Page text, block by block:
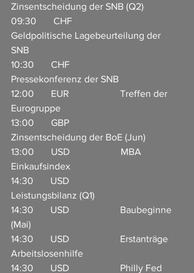
Zinsentscheidung der SNB (Q2)
09:30       CHF
Geldpolitische Lagebeurteilung der
SNB
10:30       CHF
Pressekonferenz der SNB
12:00       EUR                     Treffen der
Eurogruppe
13:00       GBP
Zinsentscheidung der BoE (Jun)
13:00       USD                     MBA
Einkaufsindex
14:30       USD
Leistungsbilanz (Q1)
14:30       USD                     Baubeginne
(Mai)
14:30       USD                     Erstanträge
Arbeitslosenhilfe
14:30       USD                     Philly Fed